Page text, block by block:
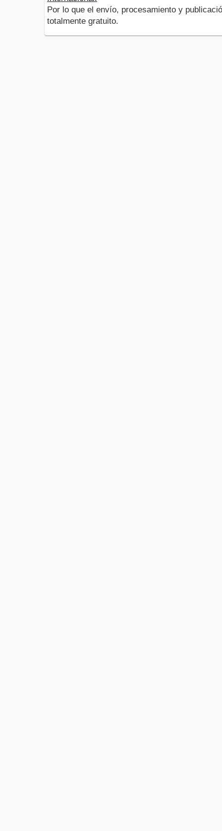
Por lo que el envío, procesamiento y
totalmente gratuito.